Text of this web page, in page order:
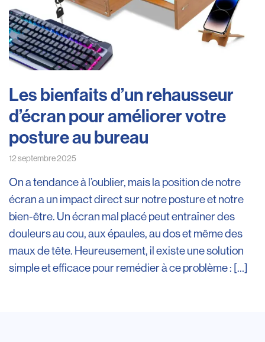
Les bienfaits d’un rehausseur
d’écran pour améliorer votre
posture au bureau
12 septembre 2025
On a tendance à l’oublier, mais la position de notre
écran a un impact direct sur notre posture et notre
bien-être. Un écran mal placé peut entraîner des
douleurs au cou, aux épaules, au dos et même des
maux de tête. Heureusement, il existe une solution
simple et efficace pour remédier à ce problème : […]